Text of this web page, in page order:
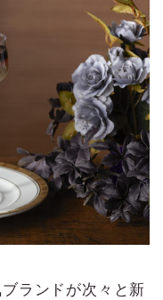
ランドが次々と新